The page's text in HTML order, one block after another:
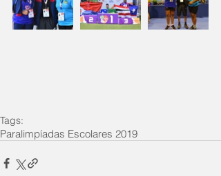
Tags:
Paralimpíadas Escolares 2019